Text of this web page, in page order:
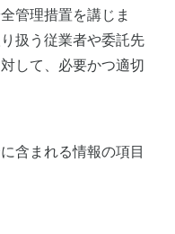
管理措置を講じま
扱う従業者や委託先
して、必要かつ適切
含まれる情報の項目